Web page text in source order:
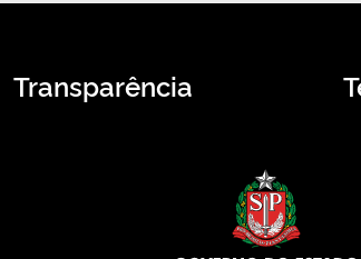
Transparência